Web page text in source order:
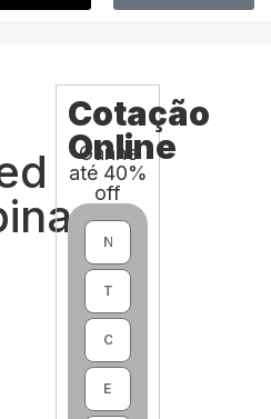
Cotação
Online
Ganhe
até 40%
off